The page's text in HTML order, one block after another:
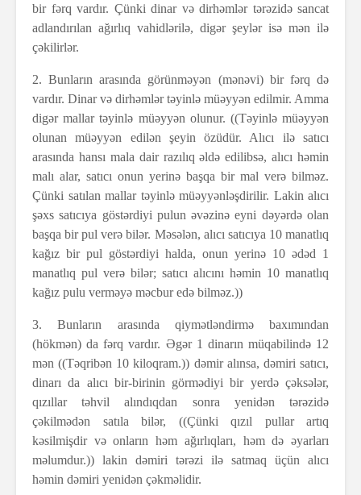
bir fərq vardır. Çünki dinar və dirhəmlər tərəzidə sancat
adlandırılan ağırlıq vahidlərilə, digər şeylər isə mən ilə
çəkilirlər.
2. Bunların arasında görünməyən (mənəvi) bir fərq də
vardır. Dinar və dirhəmlər təyinlə müəyyən edilmir. Amma
digər mallar təyinlə müəyyən olunur. ((Təyinlə müəyyən
olunan müəyyən edilən şeyin özüdür. Alıcı ilə satıcı
arasında hansı mala dair razılıq əldə edilibsə, alıcı həmin
malı alar, satıcı onun yerinə başqa bir mal verə bilməz.
Çünki satılan mallar təyinlə müəyyənləşdirilir. Lakin alıcı
şəxs satıcıya göstərdiyi pulun əvəzinə eyni dəyərdə olan
başqa bir pul verə bilər. Məsələn, alıcı satıcıya 10 manatlıq
kağız bir pul göstərdiyi halda, onun yerinə 10 ədəd 1
manatlıq pul verə bilər; satıcı alıcını həmin 10 manatlıq
kağız pulu verməyə məcbur edə bilməz.))
3. Bunların arasında qiymətləndirmə baxımından
(hökmən) da fərq vardır. Əgər 1 dinarın müqabilində 12
mən ((Təqribən 10 kiloqram.)) dəmir alınsa, dəmiri satıcı,
dinarı da alıcı bir-birinin görmədiyi bir yerdə çəksələr,
qızıllar təhvil alındıqdan sonra yenidən tərəzidə
çəkilmədən satıla bilər, ((Çünki qızıl pullar artıq
kəsilmişdir və onların həm ağırlıqları, həm də əyarları
məlumdur.)) lakin dəmiri tərəzi ilə satmaq üçün alıcı
həmin dəmiri yenidən çəkməlidir.